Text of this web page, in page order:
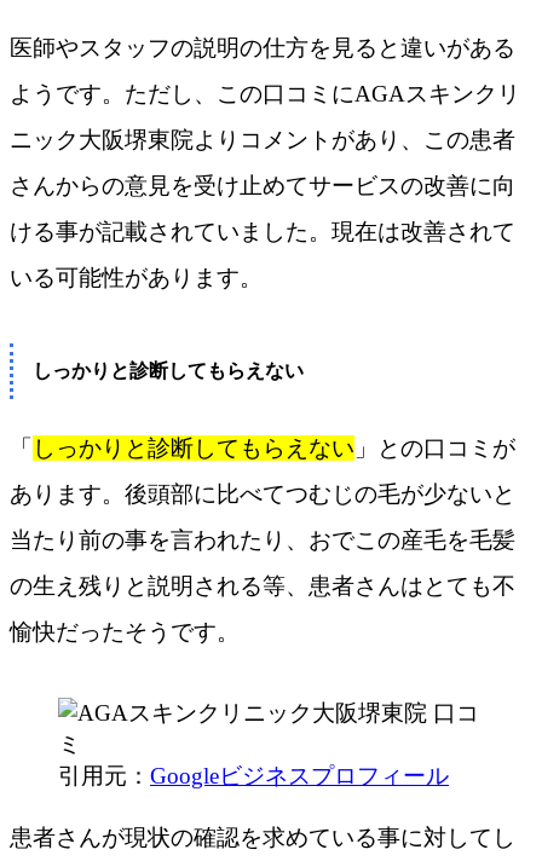
医師やスタッフの説明の仕方を見ると違いがある
ようです。ただし、この口コミにAGAスキンクリ
ニック大阪堺東院よりコメントがあり、この患者
さんからの意見を受け止めてサービスの改善に向
ける事が記載されていました。現在は改善されて
いる可能性があります。
しっかりと診断してもらえない
「 しっかりと診断してもらえない 」との口コミが
あります。後頭部に比べてつむじの毛が少ないと
当たり前の事を言われたり、おでこの産毛を毛髪
の生え残りと説明される等、患者さんはとても不
愉快だったそうです。
引用元： Googleビジネスプロフィール
患者さんが現状の確認を求めている事に対してし